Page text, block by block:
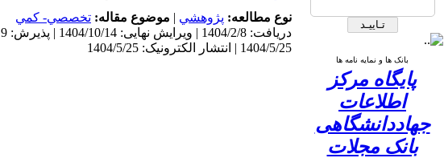
بانک ها و نمایه نامه ها
پایگاه مرکز
اطلاعات
جهاددانشگاهی
بانک مجلات
نوع مطالعه: پژوهشي | موضوع مقاله: تخصصي- كمي
1404/5/25 | انتشار الکترونیک: 1404/5/25